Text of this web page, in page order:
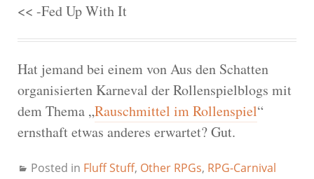
<< -Fed Up With It
Hat jemand bei einem von Aus den Schatten
organisierten Karneval der Rollenspielblogs mit
dem Thema „Rauschmittel im Rollenspiel“
ernsthaft etwas anderes erwartet? Gut.
Posted in Fluff Stuff, Other RPGs, RPG-Carnival